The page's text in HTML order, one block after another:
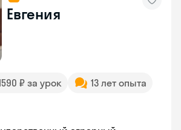
Евгения
₽ за урок
13 лет опыта